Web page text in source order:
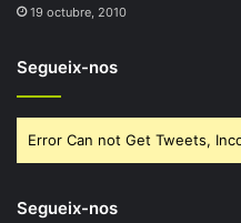
19 octubre, 2010
Segueix-nos
Error Can not Get Tweets,
Segueix-nos